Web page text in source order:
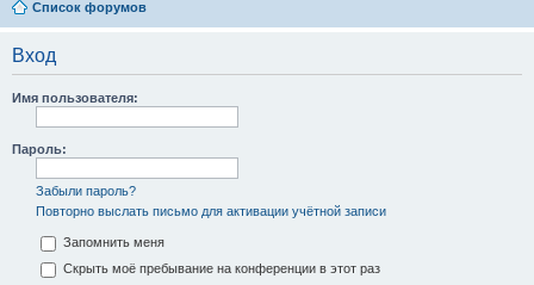
Список форумов
Вход
Имя пользователя:
Пароль:
Забыли пароль?
Повторно выслать письмо для активации учётной записи
Запомнить меня
Скрыть моё пребывание на конференции в этот раз